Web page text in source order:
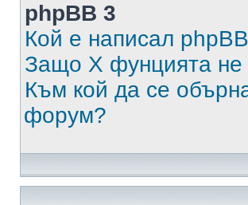
phpBB 3
Кой е написал
Защо X фунцията не
Към кой да се
форум?